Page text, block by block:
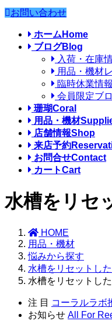
お問い合わせ
ホーム Home
ブログBlog
入荷・在庫
用品・機材
臨時休業情報
会員限定ブ
珊瑚Coral
用品・機材
店舗情報Shop
来店予約
お問合せContact
カートCart
水槽をリセ
HOME
用品・機材
悩みから探す
水槽をリセットし
水槽をリセットし
注 目 コーラルラボ
お知らせ All For